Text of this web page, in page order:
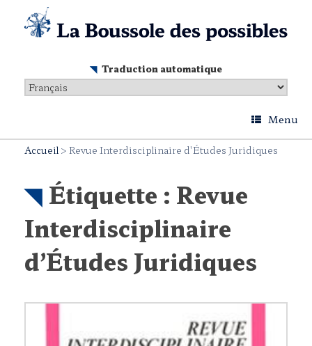
content
Traduction automatique
Menu
Accueil> Revue Interdisciplinaire d'Études Juridiques
Étiquette : Revue
Interdisciplinaire
d’Études Juridiques